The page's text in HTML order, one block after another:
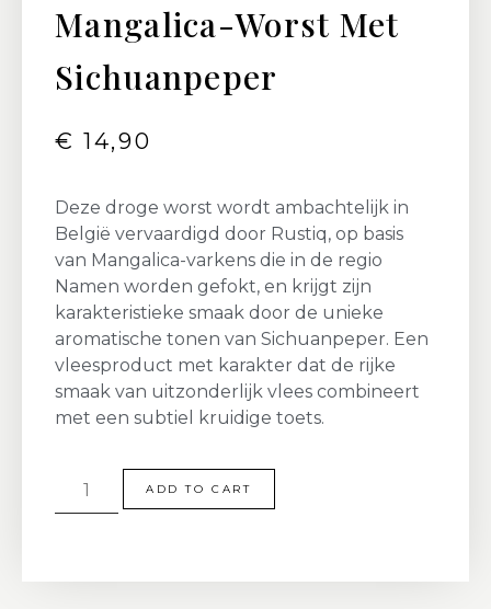
Mangalica-Worst Met
Sichuanpeper
€ 14,90
Deze droge worst wordt ambachtelijk in
België vervaardigd door Rustiq, op basis
van Mangalica-varkens die in de regio
Namen worden gefokt, en krijgt zijn
karakteristieke smaak door de unieke
aromatische tonen van Sichuanpeper. Een
vleesproduct met karakter dat de rijke
smaak van uitzonderlijk vlees combineert
met een subtiel kruidige toets.
ADD TO CART